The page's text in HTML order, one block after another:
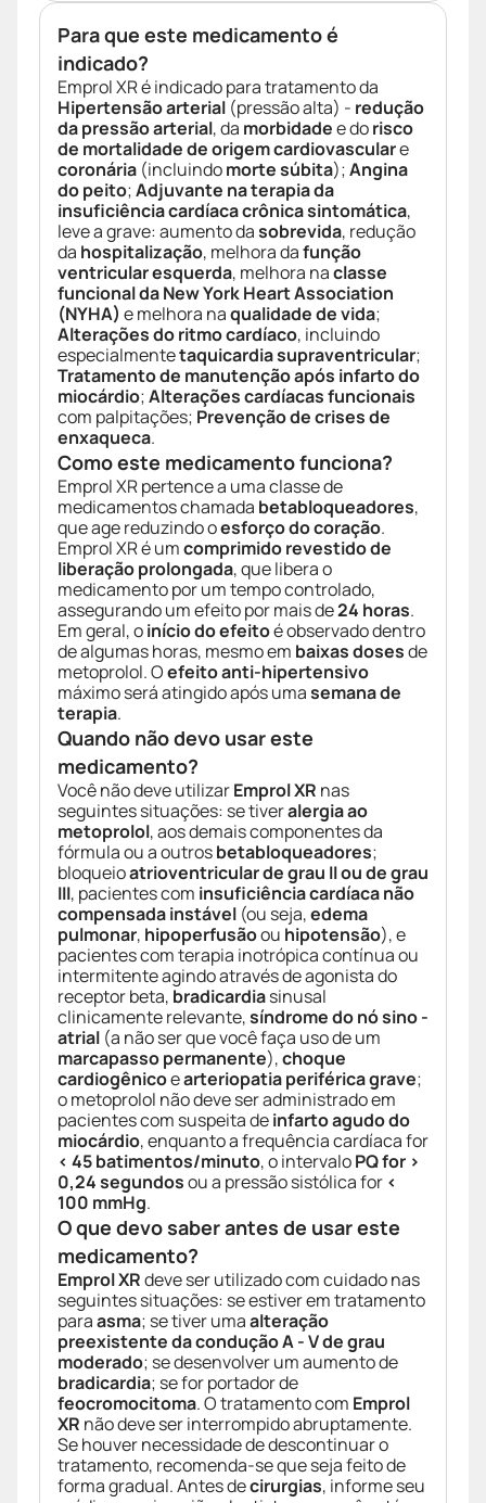
Para que este medicamento é
indicado?
Emprol XR é indicado para tratamento da
Hipertensão arterial (pressão alta) - redução
da pressão arterial, da morbidadee dorisco
de mortalidade de origem cardiovasculare
coronária (incluindomorte súbita);Angina
do peito;Adjuvante na terapia da
insuficiência cardíaca crônica sintomática,
leve a grave: aumento dasobrevida, redução
da hospitalização, melhora dafunção
ventricular esquerda, melhora naclasse
funcional da New York Heart Association
(NYHA) e melhora naqualidade de vida;
Alterações do ritmo cardíaco, incluindo
especialmentetaquicardia supraventricular;
Tratamento de manutenção após infarto do
miocárdio;Alterações cardíacas funcionais
com palpitações; Prevenção de crises de
enxaqueca.
Como este medicamento funciona?
Emprol XR pertence a uma classe de
medicamentos chamada betabloqueadores,
que age reduzindo oesforço do coração.
Emprol XR é umcomprimido revestido de
liberação prolongada, que libera o
medicamento por um tempo controlado,
assegurando um efeito por mais de24 horas.
Em geral, oinício do efeitoé observado dentro
de algumas horas, mesmo em baixas dosesde
metoprolol. Oefeito anti-hipertensivo
máximo será atingido após umasemana de
terapia.
Quando não devo usar este
medicamento?
Você não deve utilizarEmprol XR nas
seguintes situações: se tiveralergia ao
metoprolol, aos demais componentes da
fórmula ou a outrosbetabloqueadores;
bloqueioatrioventricular de grau II ou de grau
III, pacientes com insuficiência cardíaca não
compensada instável (ou seja,edema
pulmonar, hipoperfusãoou hipotensão), e
pacientes com terapia inotrópica contínua ou
intermitente agindo através de agonista do
receptor beta, bradicardiasinusal
clinicamente relevante,síndrome do nó sino -
atrial (a não ser que você faça uso de um
marcapasso permanente),choque
cardiogênicoearteriopatia periférica grave;
o metoprolol não deve ser administrado em
pacientes com suspeita deinfarto agudo do
miocárdio, enquanto a frequência cardíaca for
< 45 batimentos/minuto, o intervaloPQ for >
0,24 segundosou a pressão sistólica for <
100 mmHg.
O que devo saber antes de usar este
medicamento?
Emprol XRdeve ser utilizado com cuidado nas
seguintes situações: se estiver em tratamento
paraasma; se tiver umaalteração
preexistente da condução A - V de grau
moderado; se desenvolver um aumento de
bradicardia; se for portador de
feocromocitoma. O tratamento com Emprol
XR não deve ser interrompido abruptamente.
Se houver necessidade de descontinuar o
tratamento, recomenda-se que seja feito de
forma gradual. Antes decirurgias, informe seu